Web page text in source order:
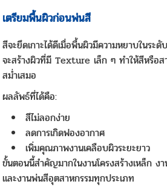
เตรียมพื้นผิวก่อนพ่นสี
สีจะยึดเกาะได้ดีเมื่อพื้นผิวมีความหยาบในระ
จะสร้างผิวที่มี Texture เล็ก ๆ ทำให้สีหรือส
สม่ำเสมอ
ผลลัพธ์ที่ได้คือ:
สีไม่ลอกง่าย
ลดการเกิดฟองอากาศ
เพิ่มคุณภาพงานเคลือบผิวระยะยาว
ขั้นตอนนี้สำคัญมากในงานโครงสร้างเหล็ก
และงานพ่นสีอุตสาหกรรมทุกประเภท